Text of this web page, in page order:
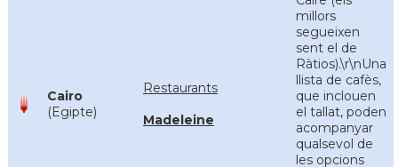
Cairo
(Egipte)
Restaurants
Madeleine
millors
segueixen
sent el de
Ràtios).\r\nUna
llista de cafès,
que inclouen
el tallat, poden
acompanyar
qualsevol de
les opcions